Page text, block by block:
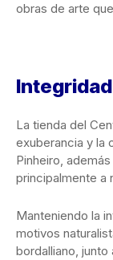
obras de arte
La tienda del
exuberancia y la
Pinheiro,
principalmente a
Manteniendo la
motivos
bordalliano,